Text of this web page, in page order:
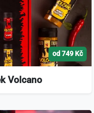
od 749 Kč
Volcano